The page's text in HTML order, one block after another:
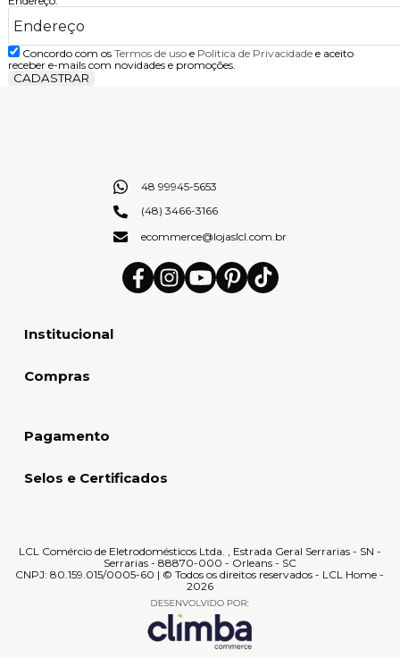
Concordo com os Termos de usoe Politica de Privacidadee aceito
receber e-mails com novidades e promoções.
CADASTRAR
Institucional
Compras
48 99945-5653
(48) 3466-3166
ecommerce@lojaslcl.com.br
Pagamento
Selos e Certificados
LCL Comércio de Eletrodomésticos Ltda. , Estrada Geral Serrarias - SN -
Serrarias - 88870-000 - Orleans - SC
CNPJ: 80.159.015/0005-60 | © Todos os direitos reservados - LCL Home -
2026